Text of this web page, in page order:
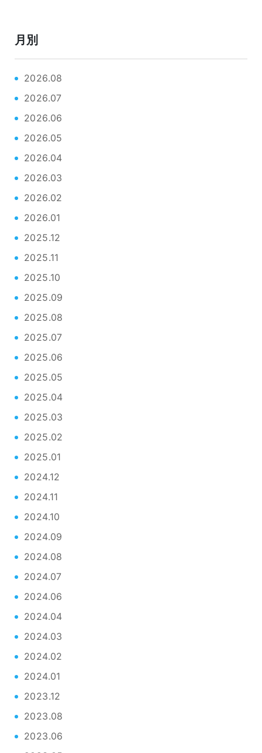
月別
2026.08
2026.07
2026.06
2026.05
2026.04
2026.03
2026.02
2026.01
2025.12
2025.11
2025.10
2025.09
2025.08
2025.07
2025.06
2025.05
2025.04
2025.03
2025.02
2025.01
2024.12
2024.11
2024.10
2024.09
2024.08
2024.07
2024.06
2024.04
2024.03
2024.02
2024.01
2023.12
2023.08
2023.06